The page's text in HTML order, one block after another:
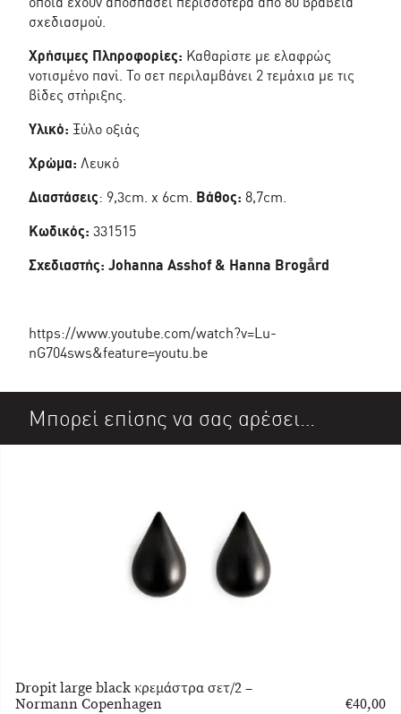
σχεδιασμού.
Χρήσιμες Πληροφορίες: Καθαρίστε με ελαφρώς
νοτισμένο πανί. Το σετ περιλαμβάνει 2 τεμάχια με τις
βίδες στήριξης.
Υλικό: Ξύλο οξιάς
Χρώμα: Λευκό
Διαστάσεις: 9,3cm. x 6cm. Bάθος: 8,7cm.
Κωδικός: 331515
Σχεδιαστής: Johanna Asshof & Hanna Brogård
https://www.youtube.com/watch?v=Lu-
nG704sws&feature=youtu.be
Μπορεί επίσης να σας αρέσει…
Dropit large black κρεμάστρα σετ/2 –
Normann Copenhagen
€40,00